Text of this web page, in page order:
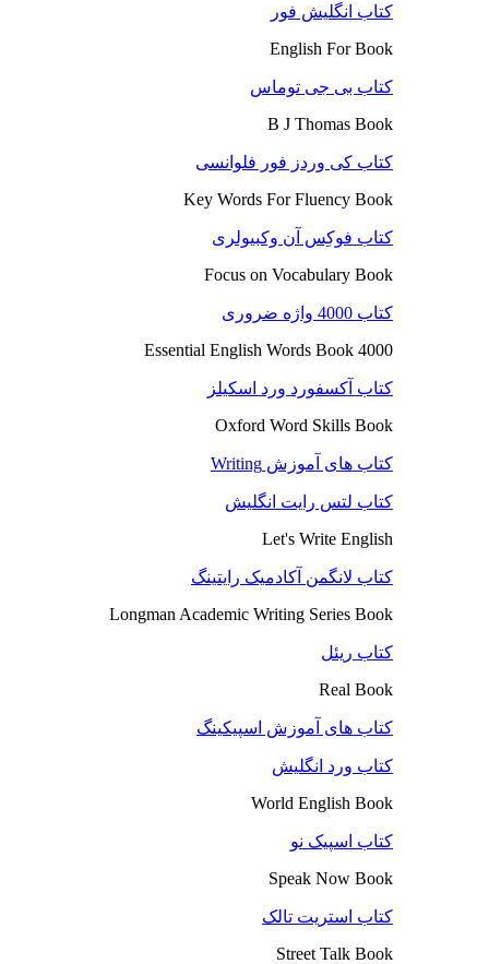
کتاب انگلیش فور
English For Book
کتاب بی جی توماس
B J Thomas Book
کتاب کی وردز فور فلوانسی
Key Words For Fluency Book
کتاب فوکِس آن وکبیولری
Focus on Vocabulary Book
کتاب 4000 واژه ضروری
4000 Essential English Words Book
کتاب آکسفورد ورد اسکیلز
Oxford Word Skills Book
کتاب های آموزش Writing
کتاب لتس رایت انگلیش
Let's Write English
کتاب لانگمن آکادمیک رایتینگ
Longman Academic Writing Series Book
کتاب ریئل
Real Book
کتاب های آموزش اسپیکینگ
کتاب ورد انگلیش
World English Book
کتاب اسپیک نو
Speak Now Book
کتاب استریت تالک
Street Talk Book